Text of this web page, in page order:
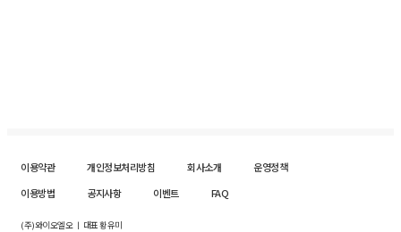
이용약관 개인정보처리방침 회사소개
운영정책
이용방법
공지사항 이벤트 FAQ
(주)와이오엘오 ㅣ 대표 황유미